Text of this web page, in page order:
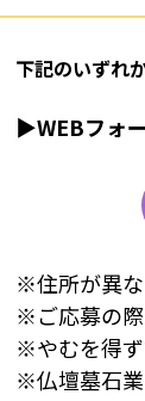
下記のいずれ
▶WEBフォ
※住所が異
※ご応募の
※やむを得
※仏壇墓石